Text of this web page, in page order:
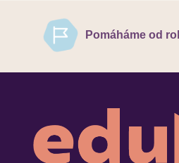
Pomáháme od